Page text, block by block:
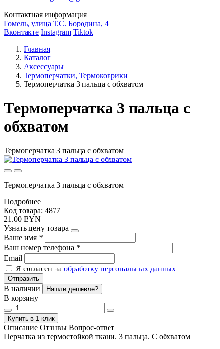
Контактная информация
Гомель, улица Т.С. Бородина, 4
Вконтакте Instagram Tiktok
Главная
Каталог
Аксессуары
Термоперчатки, Термоковрики
Термоперчатка 3 пальца с обхватом
Термоперчатка 3 пальца с
обхватом
Термоперчатка 3 пальца с обхватом
Термоперчатка 3 пальца с обхватом
Подробнее
Код товара: 4877
21.00 BYN
Узнать цену товара
Ваше имя *
Ваш номер телефона *
Email
Я согласен на обработку персональных данных
Отправить
В наличии Нашли дешевле?
В корзину
Купить в 1 клик
Описание Отзывы Вопрос-ответ
Перчатка из термостойкой ткани. 3 пальца. С обхватом